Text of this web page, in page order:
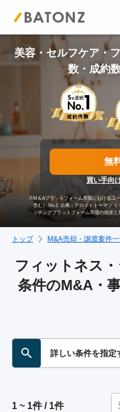
トップページ
M&A案件一覧
売りたい方へ
買いたい方へ
成約事例
M&A専門家の方へ
美容・セルフケア・
数・成約
無
買い手向
※M＆Aプラットフォーム市場におけるユ
含む） No.1 出典：デロイトトーマツ ミ
ッチングプラットフォーム市場の現状
トップ M&A売却・譲渡案件
フィットネス
条件のM&A・
詳しい条件を指定
1 ~ 1件 / 1件